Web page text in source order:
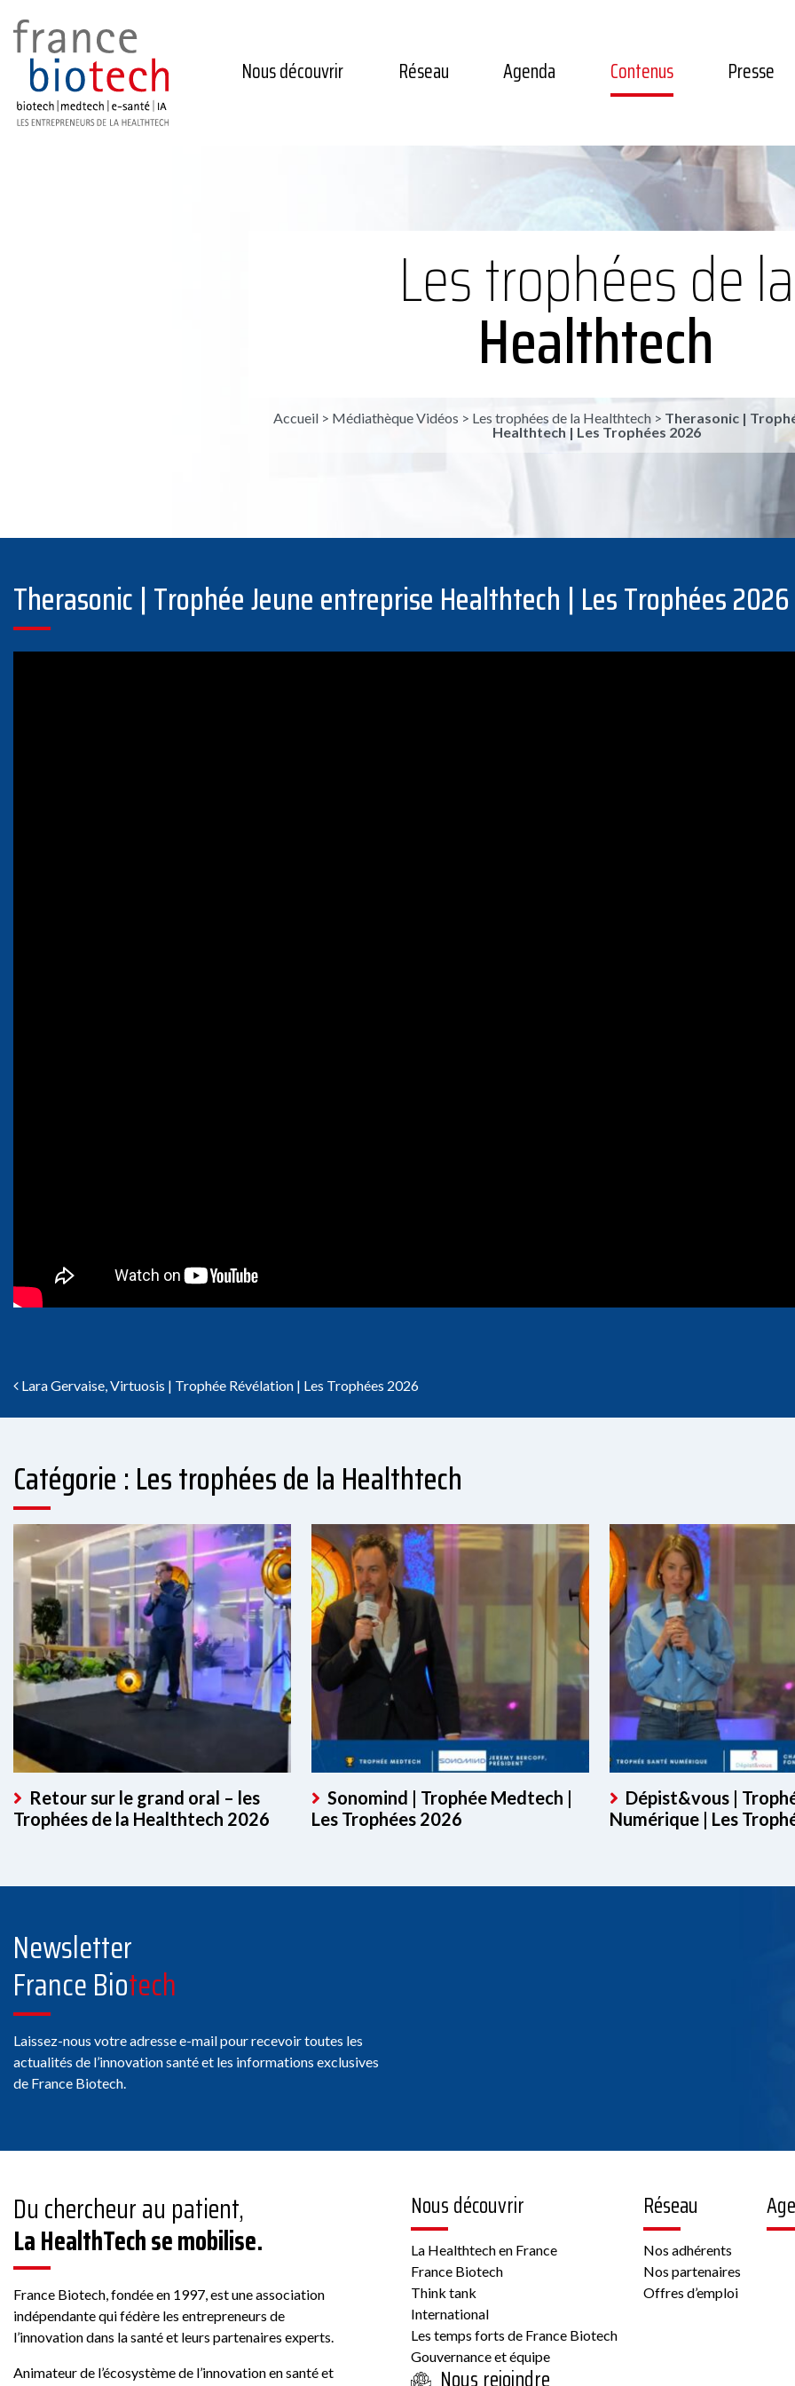
Nous découvrir Réseau Agenda Contenus Presse
Les trophées de la
Healthtech
Accueil> Médiathèque Vidéos > Les trophées de la Healthtech> Therasonic |
Healthtech | Les Trophées 2026
Therasonic | Trophée Jeune entreprise Healthtech | Les Trophées 2026
Navigation des articles
Lara Gervaise, Virtuosis | Trophée Révélation | Les Trophées 2026
Catégorie : Les trophées de la Healthtech
Retour sur le grand oral – les
Trophées de la Healthtech 2026
Sonomind | Trophée Medtech |
Les Trophées 2026
Dépist&vous |
Numérique | Les
Newsletter
France Biotech
Laissez-nous votre adresse e-mail pour recevoir toutes les
actualités de l’innovation santé et les informations exclusives
de France Biotech.
Du chercheur au patient,
La HealthTech se mobilise.
France Biotech, fondée en 1997, est une association
indépendante qui fédère les entrepreneurs de
l’innovation dans la santé et leurs partenaires experts.
Animateur de l’écosystème de l’innovation en santé et
Nous découvrir
La Healthtech en France
France Biotech
Think tank
International
Les temps forts de France Biotech
Gouvernance et équipe
Réseau
Nos adhérents
Nos partenaires
Offres d’emploi